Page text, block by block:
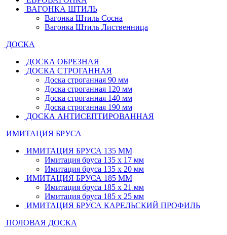
ВАГОНКА ШТИЛЬ
Вагонка Штиль Сосна
Вагонка Штиль Лиственница
ДОСКА
ДОСКА ОБРЕЗНАЯ
ДОСКА СТРОГАННАЯ
Доска строганная 90 мм
Доска строганная 120 мм
Доска строганная 140 мм
Доска строганная 190 мм
ДОСКА АНТИСЕПТИРОВАННАЯ
ИМИТАЦИЯ БРУСА
ИМИТАЦИЯ БРУСА 135 ММ
Имитация бруса 135 х 17 мм
Имитация бруса 135 х 20 мм
ИМИТАЦИЯ БРУСА 185 ММ
Имитация бруса 185 х 21 мм
Имитация бруса 185 х 25 мм
ИМИТАЦИЯ БРУСА КАРЕЛЬСКИЙ ПРОФИЛЬ
ПОЛОВАЯ ДОСКА